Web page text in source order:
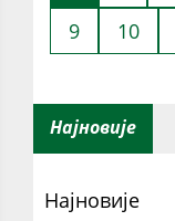
9
10
Најновије
Најновије